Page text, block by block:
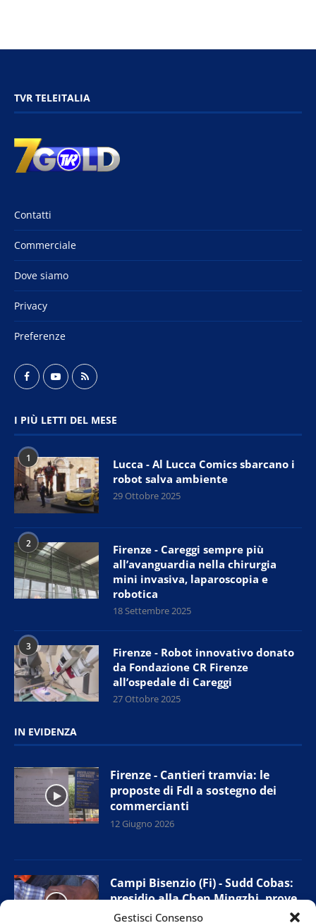
Gestisci Consenso
TVR TELEITALIA
Contatti
Commerciale
Dove siamo
Privacy
Preferenze
I PIÙ LETTI DEL MESE
1
Lucca - Al Lucca Comics sbarcano i
robot salva ambiente
29 Ottobre 2025
2
Firenze - Careggi sempre più
all’avanguardia nella chirurgia
mini invasiva, laparoscopia e
robotica
18 Settembre 2025
3
Firenze - Robot innovativo donato
da Fondazione CR Firenze
all’ospedale di Careggi
27 Ottobre 2025
IN EVIDENZA
Firenze - Cantieri tramvia: le
proposte di FdI a sostegno dei
commercianti
12 Giugno 2026
Campi Bisenzio (Fi) - Sudd Cobas:
presidio alla Chen Mingzhi, prove
di accordo con l’azienda